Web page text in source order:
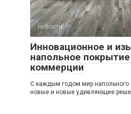
Новости
Инновационное и
напольное
коммерции
С каждым годом мир напольного
новые и новые удивляющие